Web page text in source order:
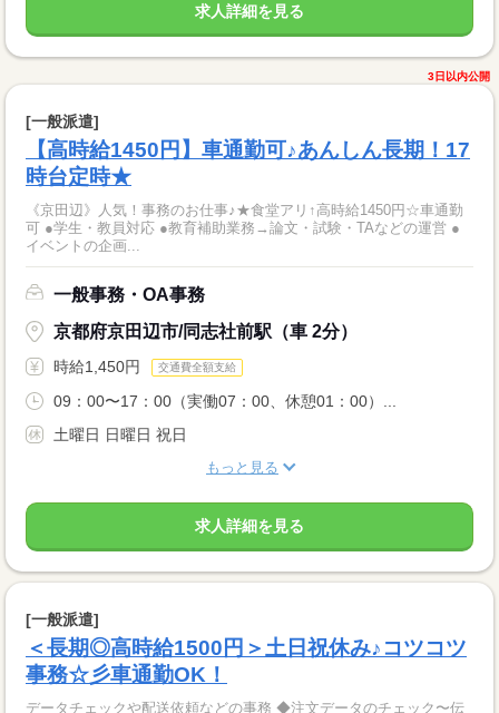
求人詳細を見る
3日以内公開
[一般派遣]
【高時給1450円】車通勤可♪あんしん長期！17
時台定時★
《京田辺》人気！事務のお仕事♪★食堂アリ↑高時給1450円☆車通勤
可 ●学生・教員対応 ●教育補助業務→論文・試験・TAなどの運営 ●
イベントの企画...
一般事務・OA事務
京都府京田辺市/同志社前駅（車 2分）
時給1,450円 交通費全額支給
09：00〜17：00（実働07：00、休憩01：00）...
土曜日 日曜日 祝日
もっと見る
求人詳細を見る
[一般派遣]
＜長期◎高時給1500円＞土日祝休み♪コツコツ
事務☆彡車通勤OK！
データチェックや配送依頼などの事務 ◆注文データのチェック〜伝